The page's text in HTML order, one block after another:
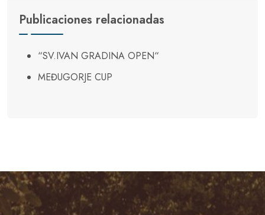
Publicaciones relacionadas
“SV.IVAN GRADINA OPEN“
MEĐUGORJE CUP